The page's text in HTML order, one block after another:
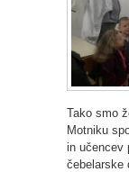
Tako smo
Motniku
in učencev
čebelarske